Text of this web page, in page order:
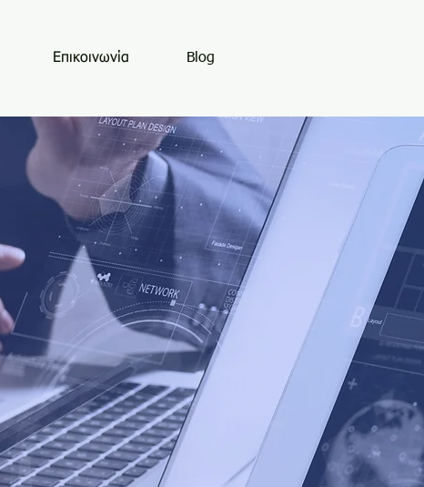
Επικοινωνία Blog